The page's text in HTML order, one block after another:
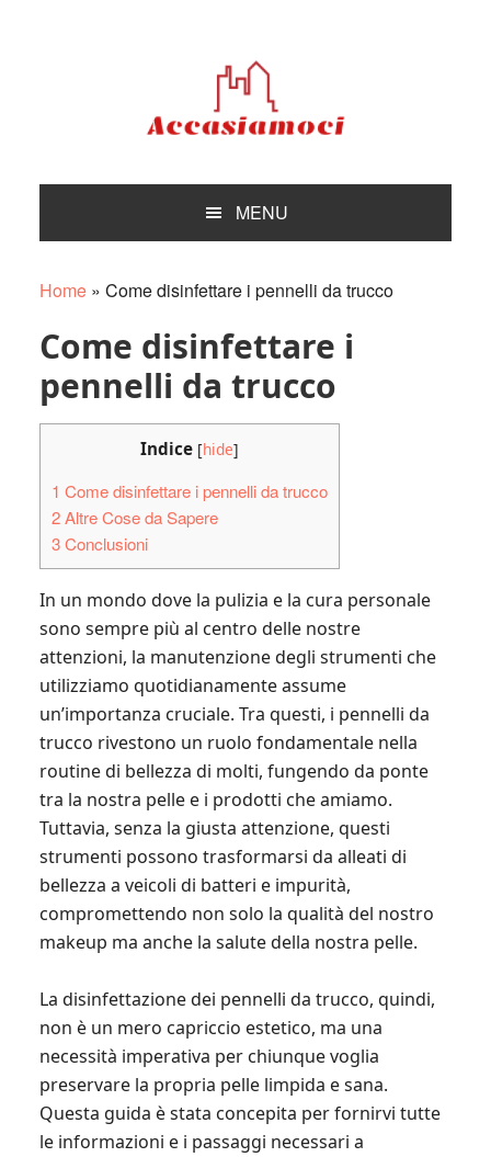
MENU
Home» Come disinfettare i pennelli da trucco
Come disinfettare i
pennelli da trucco
Indice [hide]
1 Come disinfettare i pennelli da trucco
2Altre Cose da Sapere
3Conclusioni
In un mondo dove la pulizia e la cura personale
sono sempre più al centro delle nostre
attenzioni, la manutenzione degli strumenti che
utilizziamo quotidianamente assume
un’importanza cruciale. Tra questi, i pennelli da
trucco rivestono un ruolo fondamentale nella
routine di bellezza di molti, fungendo da ponte
tra la nostra pelle e i prodotti che amiamo.
Tuttavia, senza la giusta attenzione, questi
strumenti possono trasformarsi da alleati di
bellezza a veicoli di batteri e impurità,
compromettendo non solo la qualità del nostro
makeup ma anche la salute della nostra pelle.
La disinfettazione dei pennelli da trucco, quindi,
non è un mero capriccio estetico, ma una
necessità imperativa per chiunque voglia
preservare la propria pelle limpida e sana.
Questa guida è stata concepita per fornirvi tutte
le informazioni e i passaggi necessari a